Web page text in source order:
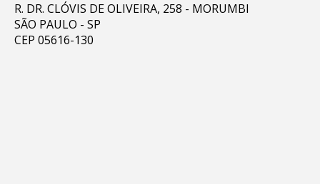
R. DR. CLÓVIS DE OLIVEIRA, 258 - MORUMBI
SÃO PAULO - SP
CEP 05616-130